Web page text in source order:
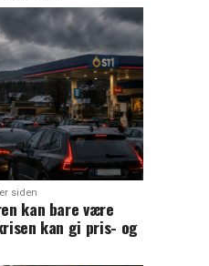
siden
kan bare være
kan gi pris- og